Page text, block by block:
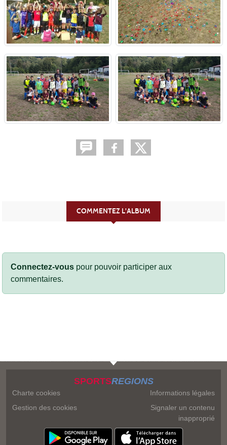
COMMENTEZ L'ALBUM
Connectez-vous pour pouvoir participer aux
commentaires.
SPORTSREGIONS
Charte cookies
Gestion des cookies
Informations légales
Signaler un contenu
inapproprié